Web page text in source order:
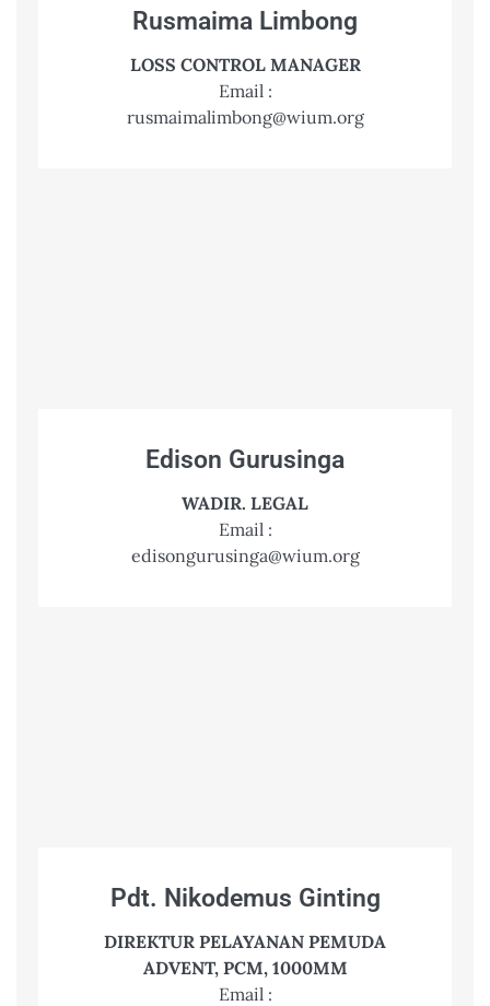
Rusmaima Limbong
LOSS CONTROL MANAGER
Email :
rusmaimalimbong@wium.org
Edison Gurusinga
WADIR. LEGAL
Email :
edisongurusinga@wium.org
Pdt. Nikodemus Ginting
DIREKTUR PELAYANAN PEMUDA
ADVENT, PCM, 1000MM
Email :